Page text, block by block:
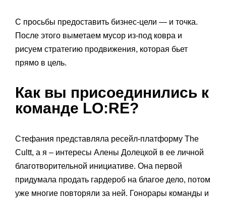
C просьбы предоставить бизнес-цели — и точка.
После этого выметаем мусор из-под ковра и
рисуем стратегию продвижения, которая бьет
прямо в цель.
Как вы присоединились к
команде LO:RE?
Стефания представляла ресейл-платформу The
Cultt, а я – интересы Алены Долецкой в ее личной
благотворительной инициативе. Она первой
придумала продать гардероб на благое дело, потом
уже многие повторяли за ней. Гонорары команды и